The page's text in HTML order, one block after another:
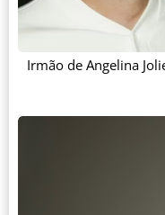
Irmão de Angelina